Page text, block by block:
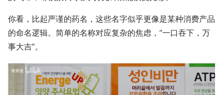
你看，比起严谨的药名，这些名字似乎更像是某种消费产品
的命名逻辑。简单的名称对应复杂的焦虑，“一口吞下，万
事大吉”。